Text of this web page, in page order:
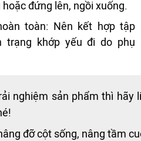
đứng lên, ngồi xuống.
toàn: Nên kết hợp tập
trạng khớp yếu đi do phụ
nghiệm sản phẩm thì hãy
đỡ cột sống, nâng tầm